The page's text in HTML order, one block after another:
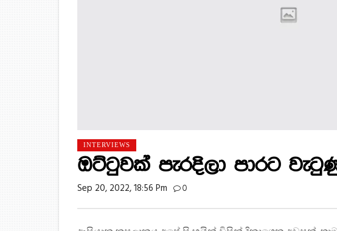
INTERVIEWS
ඔට්ටුවක් පැරදිලා පාරට
Sep 20, 2022, 18:56 Pm 0